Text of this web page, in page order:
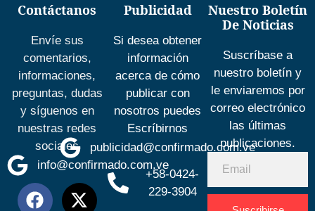
Contáctanos
Envíe sus
comentarios,
informaciones,
preguntas, dudas
y síguenos en
nuestras redes
sociales
info@confirmado.com.ve
Publicidad
Si desea obtener
información
acerca de cómo
publicar con
nosotros puedes
Escríbirnos
publicidad@confirmado.com.ve
+58-0424-
229-3904
Nuestro Boletín
De Noticias
Suscríbase a
nuestro boletín y
le enviaremos por
correo electrónico
las últimas
publicaciones.